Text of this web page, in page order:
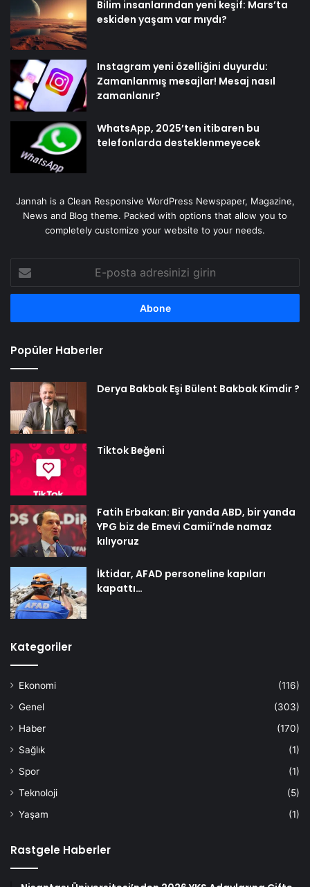
Bilim insanlarından yeni keşif: Mars’ta
eskiden yaşam var mıydı?
Instagram yeni özelliğini duyurdu:
Zamanlanmış mesajlar! Mesaj nasıl
zamanlanır?
WhatsApp, 2025’ten itibaren bu
telefonlarda desteklenmeyecek
Jannah is a Clean Responsive WordPress Newspaper, Magazine,
News and Blog theme. Packed with options that allow you to
completely customize your website to your needs.
posta
adresinizi
Popüler Haberler
Derya Bakbak Eşi Bülent Bakbak Kimdir ?
Tiktok Beğeni
Fatih Erbakan: Bir yanda ABD, bir yanda
YPG biz de Emevi Camii’nde namaz
kılıyoruz
İktidar, AFAD personeline kapıları
kapattı…
Kategoriler
Ekonomi
(116)
Genel
(303)
Haber
(170)
Sağlık
(1)
Spor
(1)
Teknoloji
(5)
Yaşam
(1)
Rastgele Haberler